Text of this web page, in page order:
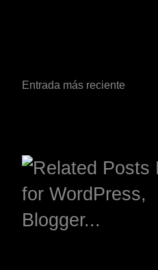
Entrada más reciente